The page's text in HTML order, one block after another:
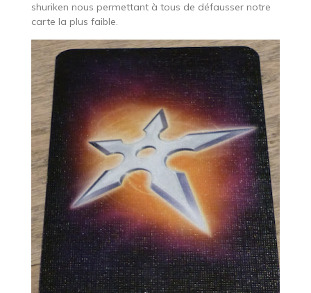
shuriken nous permettant à tous de défausser notre
carte la plus faible.